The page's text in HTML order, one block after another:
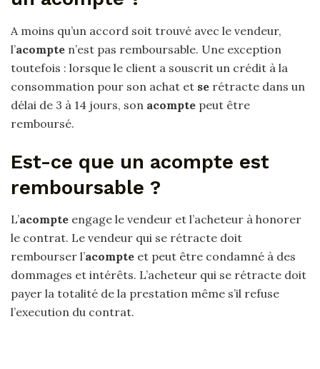
A moins qu’un accord soit trouvé avec le vendeur,
l’acompte n’est pas remboursable. Une exception
toutefois : lorsque le client a souscrit un crédit à la
consommation pour son achat et se rétracte dans un
délai de 3 à 14 jours, son acompte peut être
remboursé.
Est-ce que un acompte est
remboursable ?
L’acompte engage le vendeur et l’acheteur à honorer
le contrat. Le vendeur qui se rétracte doit
rembourser l’acompte et peut être condamné à des
dommages et intérêts. L’acheteur qui se rétracte doit
payer la totalité de la prestation même s’il refuse
l’execution du contrat.